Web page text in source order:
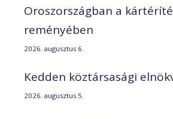
Oroszországban a
reményében
2026. augusztus 6.
Kedden köztársasági
2026. augusztus 5.